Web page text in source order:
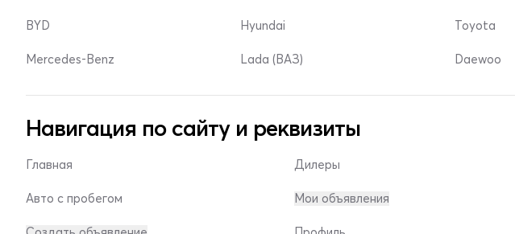
BYD
Mercedes-Benz
Hyundai
Lada (ВАЗ)
Toyota
Daewoo
Навигация по сайту и реквизиты
Главная
Авто с пробегом
Дилеры
Мои объявления